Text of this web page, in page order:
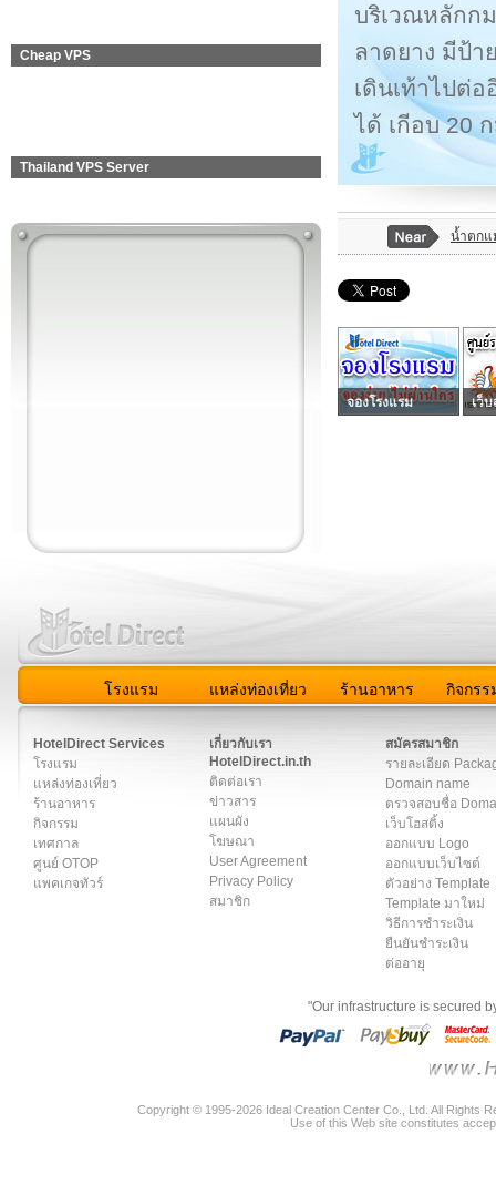
Cheap VPS
Thailand VPS Server
บริเวณหลักก
ลาดยาง มีป้า
เดินเท้าไปต่
ได้ เกีอบ 20
น้ำตกแ
จองโรงแรม เว็บ
โรงแรม แหล่งท่องเที่ยว ร้านอาหาร กิจกรร
HotelDirect Services
โรงแรม
แหล่งท่องเที่ยว
ร้านอาหาร
กิจกรรม
เทศกาล
ศูนย์ OTOP
แพคเกจทัวร์
เกี่ยวกับเรา
HotelDirect.in.th
ติดต่อเรา
ข่าวสาร
แผนผัง
โฆษณา
User Agreement
Privacy Policy
สมาชิก
สมัครสมาชิก
รายละเอียด
Domain name
ตรวจสอบชื่อ
เว็บโฮสติ้ง
ออกแบบ Logo
ออกแบบเว็บไซต์
ตัวอย่าง Template
Template มาใหม่
วิธีการชำระเงิน
ยืนยันชำระเงิน
ต่ออายุ
"Our infrastructure is secured
Copyright © 1995-2026 Ideal Creation Center Co., Ltd. All Rights
Use of this Web site constitutes